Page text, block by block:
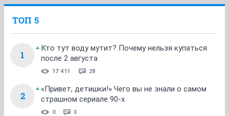
ТОП 5
1
Кто тут воду мутит? Почему нельзя купаться
после 2 августа
17 411 28
2
«Привет, детишки!» Чего вы не знали о самом
страшном сериале 90-х
0 3